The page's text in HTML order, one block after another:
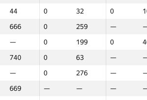
44 0 32 0
666 0 259 —
— 0 199 0
740 0 63 —
— 0 276 —
669 — — —